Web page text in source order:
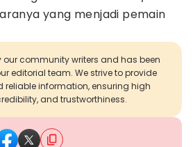
yang menjadi pemain
our community writers and has been
editorial team. We strive to provide
information, ensuring high
and trustworthiness.